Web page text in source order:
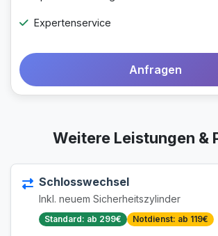
Expertenservice
Anfragen
Weitere Leistungen &
Schlosswechsel
Inkl. neuem Sicherheitszylinder
Standard: ab 299€ Notdienst: ab 119€